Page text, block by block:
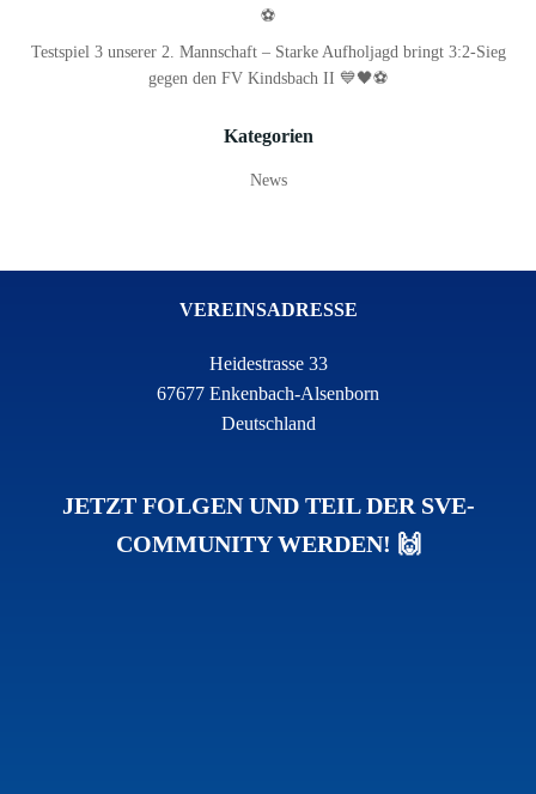
⚽
Testspiel 3 unserer 2. Mannschaft – Starke Aufholjagd bringt 3:2-Sieg
gegen den FV Kindsbach II 💙🖤⚽
Kategorien
News
VEREINSADRESSE
Heidestrasse 33
67677 Enkenbach-Alsenborn
Deutschland
JETZT FOLGEN UND TEIL DER SVE-
COMMUNITY WERDEN! 🙌